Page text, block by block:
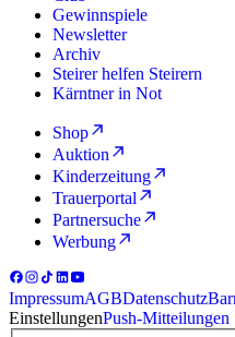
Gewinnspiele
Newsletter
Archiv
Steirer helfen Steirern
Kärntner in Not
Shop
Auktion
Kinderzeitung
Trauerportal
Partnersuche
Werbung
ImpressumAGBDatenschutz
EinstellungenPush-Mitteilungen